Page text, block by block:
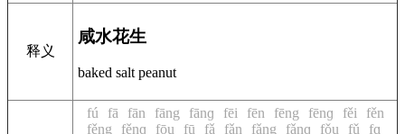
释义
咸水花生
baked salt peanut
fú fā fān fāng fānɡ fēi fēn fēng fēnɡ fěi
fěn
fěng
fěnɡ fōu fū fǎ fǎn fǎng fǎnɡ fǒu fǔ
fɑ